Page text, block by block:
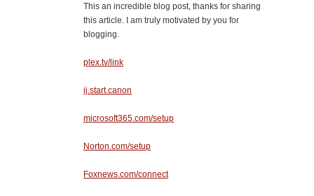
This an incredible blog post, thanks for sharing
this article. I am truly motivated by you for
blogging.
plex.tv/link
ij.start.canon
microsoft365.com/setup
Norton.com/setup
Foxnews.com/connect